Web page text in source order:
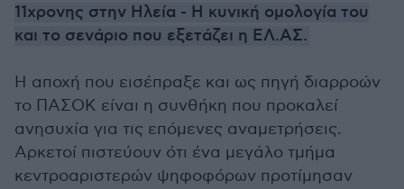
11χρονης στην Ηλεία - Η κυνική ομολογία του
και το σενάριο που εξετάζει η ΕΛ.ΑΣ.
Η αποχή που εισέπραξε και ως πηγή διαρροών
το ΠΑΣΟΚ είναι η συνθήκη που προκαλεί
ανησυχία για τις επόμενες αναμετρήσεις.
Αρκετοί πιστεύουν ότι ένα μεγάλο τμήμα
κεντροαριστερών ψηφοφόρων προτίμησαν